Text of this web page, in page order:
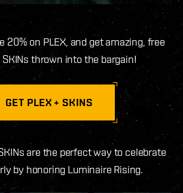
20% on PLEX, and get amazing, free
thrown into the bargain!
GET PLEX + SKINS
are the perfect way to celebrate
by honoring Luminaire Rising.